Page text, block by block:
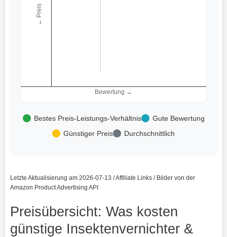
Bewertung →
← Preis
Bestes Preis-Leistungs-Verhältnis
Gute Bewertung
Günstiger Preis
Durchschnittlich
Letzte Aktualisierung am 2026-07-13 / Affiliate Links / Bilder von der
Amazon Product Advertising API
Preisübersicht: Was kosten
günstige Insektenvernichter &